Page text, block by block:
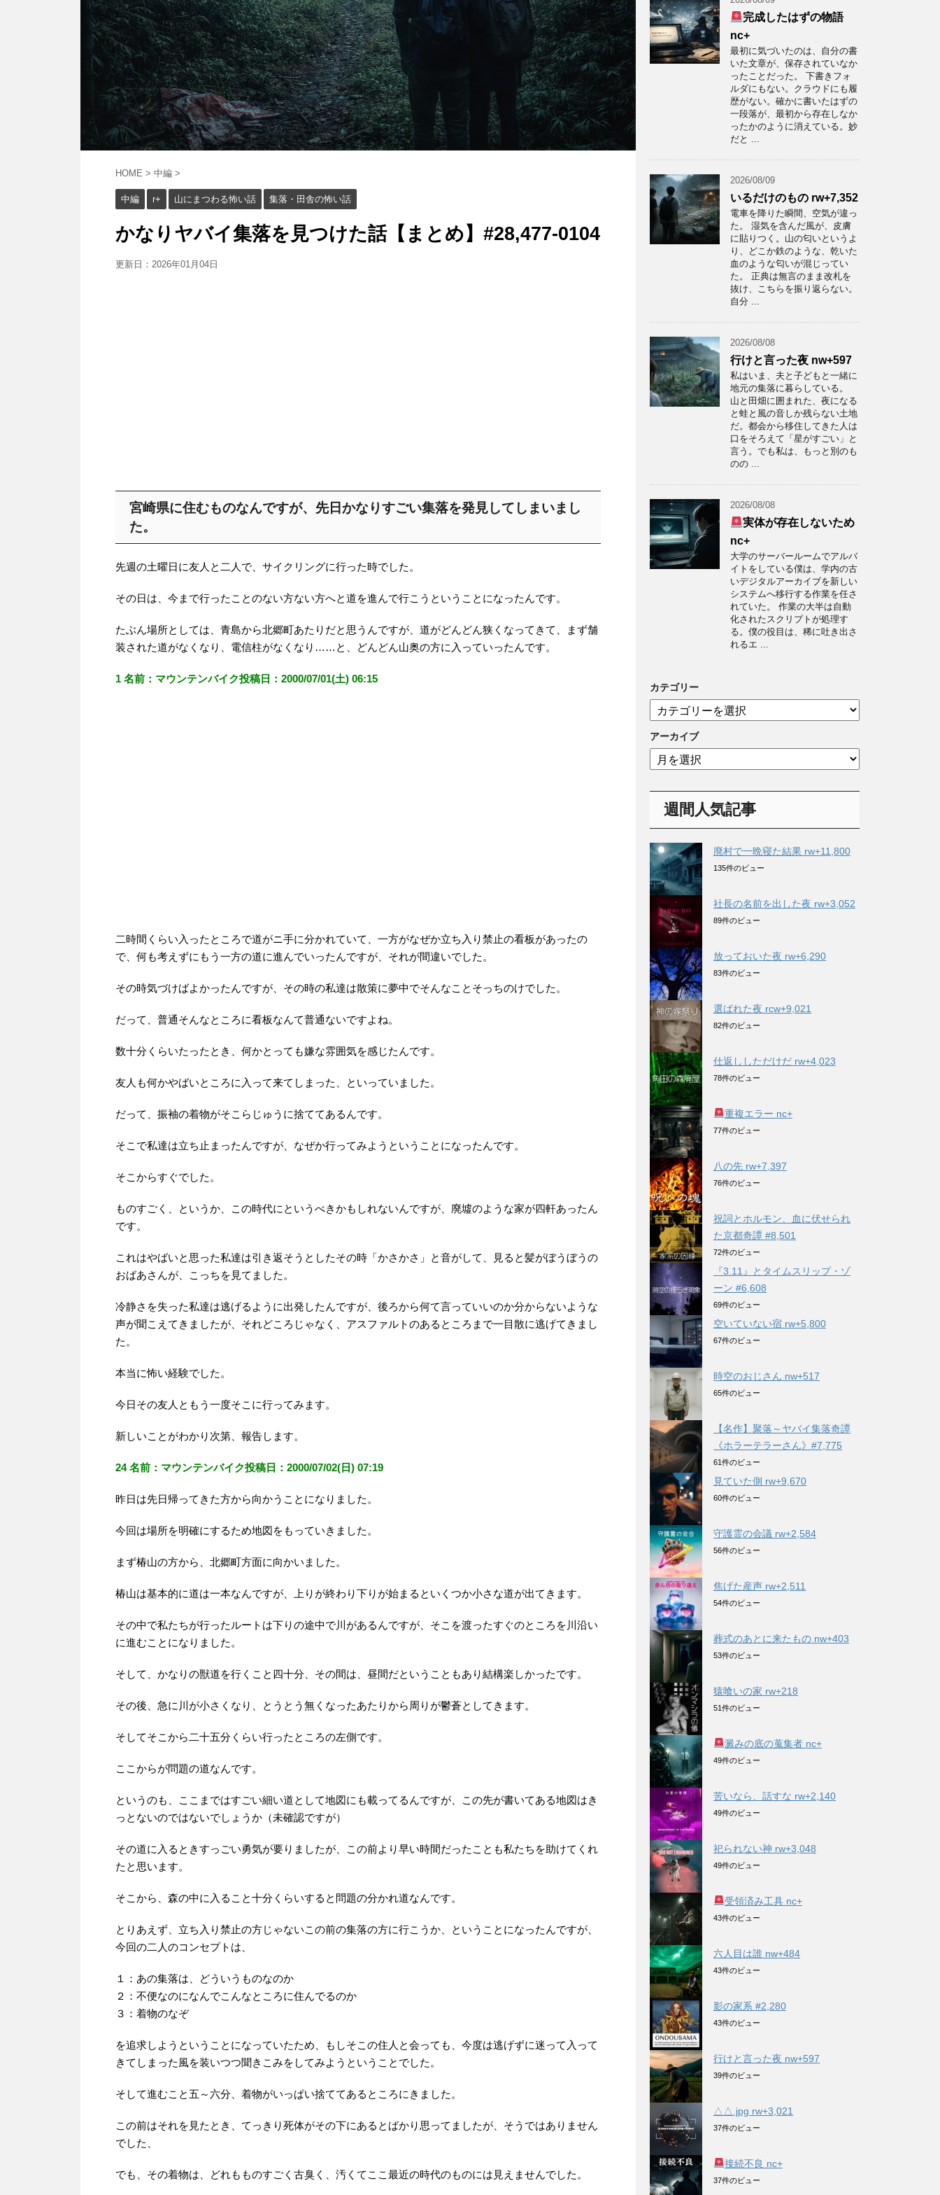
HOME > 中編 >
中編 r+ 山にまつわる怖い話 集落・田舎の怖い話
かなりヤバイ集落を見つけた話【まとめ】#28,477-0104
更新日： 2026年01月04日
宮崎県に住むものなんですが、先日かなりすごい集落を発見してしまいまし
た。
先週の土曜日に友人と二人で、サイクリングに行った時でした。
その日は、今まで行ったことのない方ない方へと道を進んで行こうということになったんです。
たぶん場所としては、青島から北郷町あたりだと思うんですが、道がどんどん狭くなってきて、まず舗
装された道がなくなり、電信柱がなくなり……と、どんどん山奥の方に入っていったんです。
1 名前：マウンテンバイク投稿日：2000/07/01(土) 06:15
二時間くらい入ったところで道がニ手に分かれていて、一方がなぜか立ち入り禁止の看板があったの
で、何も考えずにもう一方の道に進んでいったんですが、それが間違いでした。
その時気づけばよかったんですが、その時の私達は散策に夢中でそんなことそっちのけでした。
だって、普通そんなところに看板なんて普通ないですよね。
数十分くらいたったとき、何かとっても嫌な雰囲気を感じたんです。
友人も何かやばいところに入って来てしまった、といっていました。
だって、振袖の着物がそこらじゅうに捨ててあるんです。
そこで私達は立ち止まったんですが、なぜか行ってみようということになったんです。
そこからすぐでした。
ものすごく、というか、この時代にというべきかもしれないんですが、廃墟のような家が四軒あったん
です。
これはやばいと思った私達は引き返そうとしたその時「かさかさ」と音がして、見ると髪がぼうぼうの
おばあさんが、こっちを見てました。
冷静さを失った私達は逃げるように出発したんですが、後ろから何て言っていいのか分からないような
声が聞こえてきましたが、それどころじゃなく、アスファルトのあるところまで一目散に逃げてきまし
た。
本当に怖い経験でした。
今日その友人ともう一度そこに行ってみます。
新しいことがわかり次第、報告します。
24 名前：マウンテンバイク投稿日：2000/07/02(日) 07:19
昨日は先日帰ってきた方から向かうことになりました。
今回は場所を明確にするため地図をもっていきました。
まず椿山の方から、北郷町方面に向かいました。
椿山は基本的に道は一本なんですが、上りが終わり下りが始まるといくつか小さな道が出てきます。
その中で私たちが行ったルートは下りの途中で川があるんですが、そこを渡ったすぐのところを川沿い
に進むことになりました。
そして、かなりの獣道を行くこと四十分、その間は、昼間だということもあり結構楽しかったです。
その後、急に川が小さくなり、とうとう無くなったあたりから周りが鬱蒼としてきます。
そしてそこから二十五分くらい行ったところの左側です。
ここからが問題の道なんです。
というのも、ここまではすごい細い道として地図にも載ってるんですが、この先が書いてある地図はき
っとないのではないでしょうか（未確認ですが）
その道に入るときすっごい勇気が要りましたが、この前より早い時間だったことも私たちを助けてくれ
たと思います。
そこから、森の中に入ること十分くらいすると問題の分かれ道なんです。
とりあえず、立ち入り禁止の方じゃないこの前の集落の方に行こうか、ということになったんですが、
今回の二人のコンセプトは、
１：あの集落は、どういうものなのか
２：不便なのになんでこんなところに住んでるのか
３：着物のなぞ
を追求しようということになっていたため、もしそこの住人と会っても、今度は逃げずに迷って入って
きてしまった風を装いつつ聞きこみをしてみようということでした。
そして進むこと五～六分、着物がいっぱい捨ててあるところにきました。
この前はそれを見たとき、てっきり死体がその下にあるとばかり思ってましたが、そうではありません
でした、
でも、その着物は、どれもものすごく古臭く、汚くてここ最近の時代のものには見えませんでした。
完成したはずの物語
nc+
最初に気づいたのは、自分の書
いた文章が、保存されていなか
ったことだった。 下書きフォ
ルダにもない。クラウドにも履
歴がない。確かに書いたはずの
一段落が、最初から存在しなか
ったかのように消えている。妙
だと ...
2026/08/09
いるだけのもの rw+7,352
電車を降りた瞬間、空気が違っ
た。 湿気を含んだ風が、皮膚
に貼りつく。山の匂いというよ
り、どこか鉄のような、乾いた
血のような匂いが混じってい
た。 正典は無言のまま改札を
抜け、こちらを振り返らない。
自分 ...
2026/08/08
行けと言った夜 nw+597
私はいま、夫と子どもと一緒に
地元の集落に暮らしている。
山と田畑に囲まれた、夜になる
と蛙と風の音しか残らない土地
だ。都会から移住してきた人は
口をそろえて「星がすごい」と
言う。でも私は、もっと別のも
のの ...
2026/08/08
実体が存在しないため
nc+
大学のサーバールームでアルバ
イトをしている僕は、学内の古
いデジタルアーカイブを新しい
システムへ移行する作業を任さ
れていた。 作業の大半は自動
化されたスクリプトが処理す
る。僕の役目は、稀に吐き出さ
れるエ ...
カテゴリー
テ
ゴ
リ
ー
アーカイブ
ア
ー
週間人気記事
廃村で一晩寝た結果 rw+11,800
135件のビュー
社長の名前を出した夜 rw+3,052
89件のビュー
放っておいた夜 rw+6,290
83件のビュー
選ばれた夜 rcw+9,021
82件のビュー
仕返ししただけだ rw+4,023
78件のビュー
重複エラー nc+
77件のビュー
八の先 rw+7,397
76件のビュー
祝詞とホルモン、血に伏せられ
た京都奇譚 #8,501
72件のビュー
『3.11』とタイムスリップ・ゾ
ーン #6,608
69件のビュー
空いていない宿 rw+5,800
67件のビュー
時空のおじさん nw+517
65件のビュー
【名作】聚落～ヤバイ集落奇譚
《ホラーテラーさん》#7,775
61件のビュー
見ていた側 rw+9,670
60件のビュー
守護霊の会議 rw+2,584
56件のビュー
焦げた産声 rw+2,511
54件のビュー
葬式のあとに来たもの nw+403
53件のビュー
猿喰いの家 rw+218
51件のビュー
澱みの底の蒐集者 nc+
49件のビュー
苦いなら、話すな rw+2,140
49件のビュー
祀られない神 rw+3,048
49件のビュー
受領済み工具 nc+
43件のビュー
六人目は誰 nw+484
43件のビュー
影の家系 #2,280
43件のビュー
行けと言った夜 nw+597
39件のビュー
△△.jpg rw+3,021
37件のビュー
接続不良 nc+
37件のビュー